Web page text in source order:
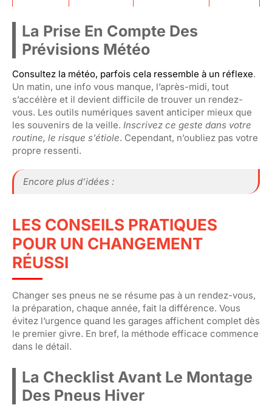
La Prise En Compte Des
Prévisions Météo
Consultez la météo, parfois cela ressemble à un réflexe.
Un matin, une info vous manque, l’après-midi, tout
s’accélère et il devient difficile de trouver un rendez-
vous. Les outils numériques savent anticiper mieux que
les souvenirs de la veille. Inscrivez ce geste dans votre
routine, le risque s’étiole. Cependant, n’oubliez pas votre
propre ressenti.
Encore plus d’idées :
LES CONSEILS PRATIQUES
POUR UN CHANGEMENT
RÉUSSI
Changer ses pneus ne se résume pas à un rendez-vous,
la préparation, chaque année, fait la différence. Vous
évitez l’urgence quand les garages affichent complet dès
le premier givre. En bref, la méthode efficace commence
dans le détail.
La Checklist Avant Le Montage
Des Pneus Hiver